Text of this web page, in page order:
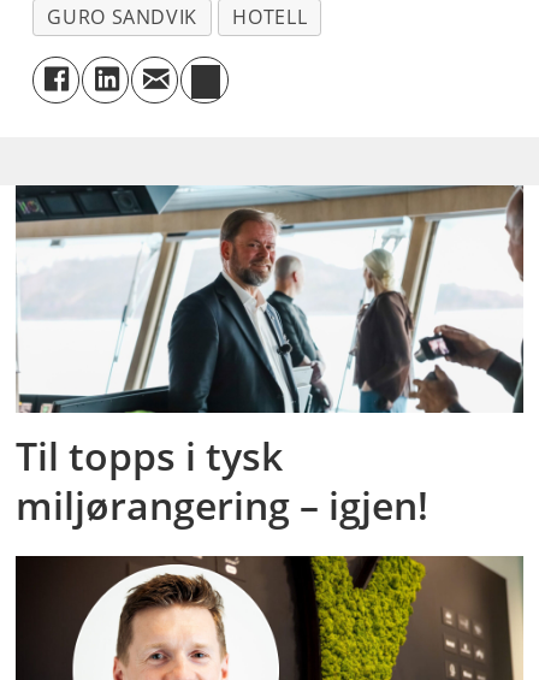
GURO SANDVIK HOTELL
Til topps i tysk
miljørangering – igjen!